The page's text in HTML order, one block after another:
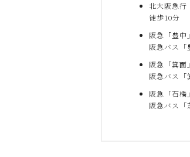
北大阪急行
徒歩10分
阪急「豊中
阪急バス「
阪急「箕面
阪急バス「
阪急「石橋
阪急バス「